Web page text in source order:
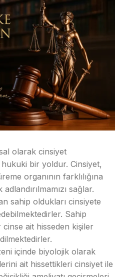
olarak cinsiyet
bir yoldur. Cinsiyet,
organının farklılığına
sağlar.
sahip oldukları cinsiyete
Sahip
ait hisseden kişiler
içinde biyolojik olarak
ait hissettikleri cinsiyet ile